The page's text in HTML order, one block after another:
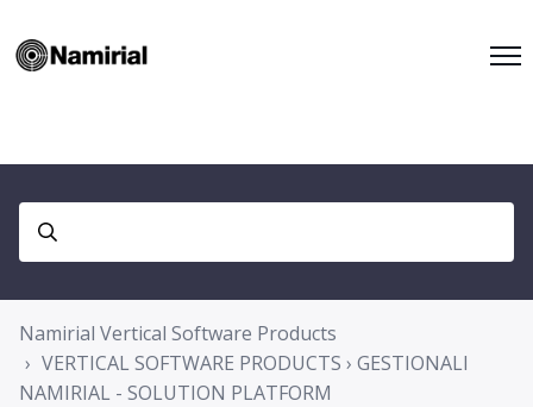
Namirial Vertical Software Products
VERTICAL SOFTWARE PRODUCTS › GESTIONALI
NAMIRIAL - SOLUTION PLATFORM